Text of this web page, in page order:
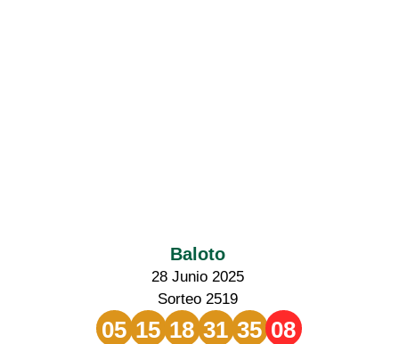
Baloto
28 Junio 2025
Sorteo 2519
05 15 18 31 35 08